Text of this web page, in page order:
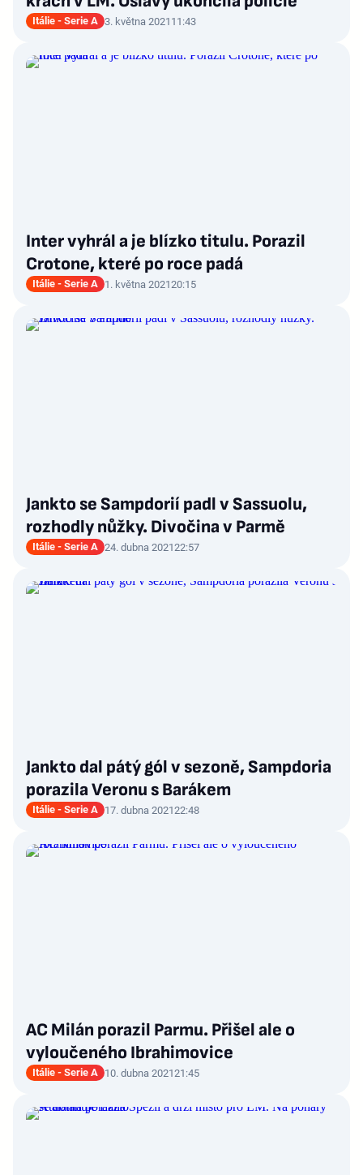
Itálie - Serie A 3. května 2021 11:43
Inter vyhrál a je blízko titulu. Porazil
Crotone, které po roce padá
Itálie - Serie A 1. května 202120:15
Jankto se Sampdorií padl v Sassuolu,
rozhodly nůžky. Divočina v Parmě
Itálie - Serie A 24. dubna 202122:57
Jankto dal pátý gól v sezoně, Sampdoria
porazila Veronu s Barákem
Itálie - Serie A 17. dubna 202122:48
AC Milán porazil Parmu. Přišel ale o
vyloučeného Ibrahimovice
Itálie - Serie A 10. dubna 202121:45